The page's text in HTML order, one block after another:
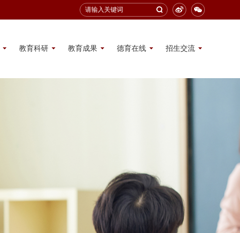
教育科研 教育成果 德育在线 招生交流